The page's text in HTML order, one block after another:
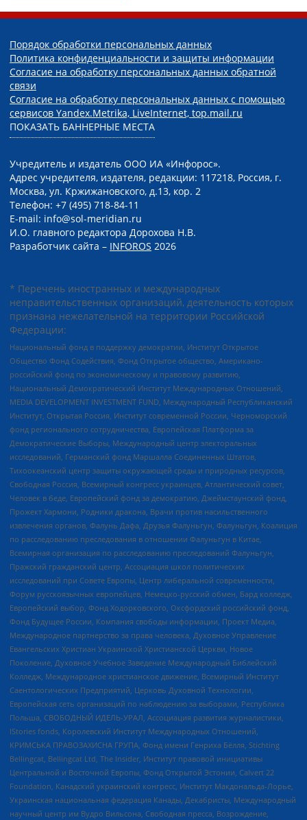
Порядок обработки персональных данных
Политика конфиденциальности и защиты информации
Согласие на обработку персональных данных обратной
связи
Согласие на обработку персональных данных с помощью
сервисов Yandex.Metrika, LiveInternet, top.mail.ru
ПОКАЗАТЬ БАННЕРНЫЕ МЕСТА
Учредитель и издатель ООО ИА «Инфорос».
Адрес учредителя, издателя, редакции: 117218, Россия, г.
Москва, ул. Кржижановского, д.13, кор. 2
Телефон: +7 (495) 718-84-11
E-mail: info@sol-meridian.ru
И.О. главного редактора Дорохова Н.В.
Разработчик сайта – INFOROS 2026
* Перечень иностранных и международных
неправительственных организаций, деятельность которых
признана нежелательной на территории Российской
Федерации:
Национальный фонд в поддержку демократии, Институт Открытое
Общество Фонд Содействия, Фонд Открытое общество, Американо-
российский фонд по экономическому и правовому развитию,
Национальный Демократический Институт Международных Отношений,
MEDIA DEVELOPMENT INVESTMENT FUND, Международный Республиканский
Институт, Открытая Россия, Институт современной России, Черноморский
фонд регионального сотрудничества, Европейская Платформа за
Демократические Выборы, Международный центр электоральных
исследований, Германский фонд Маршалла Соединенных Штатов,
Тихоокеанский центр защиты окружающей среды и природных ресурсов,
Свободная Россия, Всемирный конгресс украинцев, Атлантический совет,
Человек в беде, Европейский фонд за демократию, Джеймстаунский фонд,
Прожект Хармони, Родники дракона, Врачи против насильственного
извлечения органов, Фалунь Дафа, Друзья Фалуньгун, Фалуньгун, Коалиция
по расследованию преследования в отношении Фалуньгун в Китае,
Всемирная организация по расследованию преследований Фалуньгун,
Пражский гражданский центр, Ассоциация школ политических
исследований при Совете Европы, Центр либеральной современности,
Форум русскоязычных европейцев, Немецко-русский обмен, Бард колледж,
Европейский выбор, Фонд Ходорковского, Оксфордский российский фонд,
Фонд Будущее России, Компания свободы информации, Проект Медиа,
Международное партнерство за права человека, Духовное Управление
Евангельских Христиан Украинской Христианской Церкви, Новое
Поколение, Духовное Учебное Заведение Международный Библейский
Колледж, Международное христианское движение, Всемирный Институт
Саентологических Предприятий, Церковь Духовной Технологии,
Европейская сеть организаций по наблюдению за выборами, Республика
Польша, СВОБОДНЫЙ ИДЕЛЬ-УРАЛ, Ассоциация развития журналистики,
IStories fonds, Королевский Институт Международных Отношений,
КРИМСЬКА ПРАВОЗАХИСНА ГРУПА, Фонд имени Генриха Бёлля, Stichting
Bellingcat, Bellingcat Ltd, The Insider, Институт правовой инициативы
Центральной и Восточной Европы, Фонд Открытой Эстонии, Calvert 22
Foundation, Канадский украинский конгресс, Институт Макдональда-Лорье,
Украинская национальная федерация Канады, Декабристы, Международный
научный центр им Вудро Вильсона, Свободная пресса, Возрождение,